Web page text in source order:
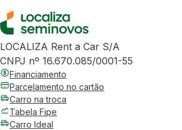
LOCALIZA Rent a Car S/A
CNPJ nº 16.670.085/0001-55
Financiamento
Parcelamento no cartão
Carro na troca
Tabela Fipe
Carro Ideal